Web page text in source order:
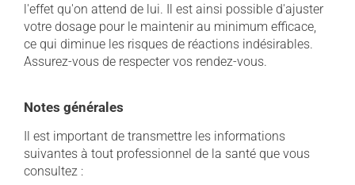
l'effet qu'on attend de lui. Il est ainsi possible d'ajuster
votre dosage pour le maintenir au minimum efficace,
ce qui diminue les risques de réactions indésirables.
Assurez-vous de respecter vos rendez-vous.
Notes générales
Il est important de transmettre les informations
suivantes à tout professionnel de la santé que vous
consultez :